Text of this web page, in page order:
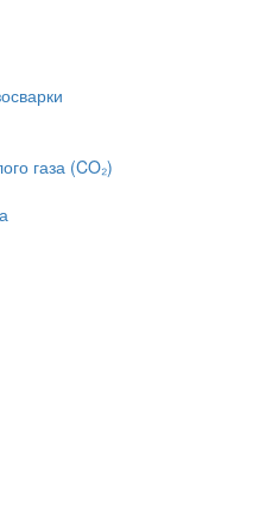
газа (CO₂)